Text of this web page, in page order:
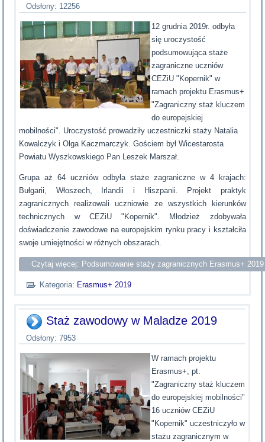
Odsłony: 12256
12 grudnia 2019r. odbyła
się uroczystość
podsumowująca staże
zagraniczne uczniów
CEZiU "Kopernik" w
ramach projektu Erasmus+
"Zagraniczny staż kluczem
do europejskiej
mobilności". Uroczystość prowadziły uczestniczki staży Natalia
Kowalczyk i Olga Kaczmarczyk. Gościem był Wicestarosta
Powiatu Wyszkowskiego Pan Leszek Marszał.
Grupa aż 64 uczniów odbyła staże zagraniczne w 4 krajach:
Bułgarii, Włoszech, Irlandii i Hiszpanii. Projekt praktyk
zagranicznych realizowali uczniowie ze wszystkich kierunków
technicznych w CEZiU "Kopernik". Młodzież zdobywała
doświadczenie zawodowe na europejskim rynku pracy i kształciła
swoje umiejętności w różnych obszarach.
Czytaj więcej: Podsumowanie staży zagranicznych Erasmus+ 2019
Kategoria: Erasmus+ 2019
Staż zawodowy w Maladze 2019
Odsłony: 7953
W ramach projektu
Erasmus+, pt.
"Zagraniczny staż kluczem
do europejskiej mobilności"
16 uczniów CEZiU
"Kopernik" uczestniczyło w
stażu zagranicznym w